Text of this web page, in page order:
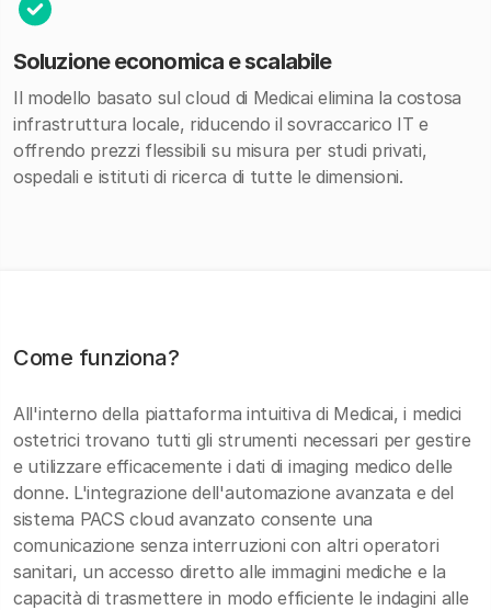
Soluzione economica e scalabile
Il modello basato sul cloud di Medicai elimina la costosa
infrastruttura locale, riducendo il sovraccarico IT e
offrendo prezzi flessibili su misura per studi privati,
ospedali e istituti di ricerca di tutte le dimensioni.
Come funziona?
All'interno della piattaforma intuitiva di Medicai, i medici
ostetrici trovano tutti gli strumenti necessari per gestire
e utilizzare efficacemente i dati di imaging medico delle
donne. L'integrazione dell'automazione avanzata e del
sistema PACS cloud avanzato consente una
comunicazione senza interruzioni con altri operatori
sanitari, un accesso diretto alle immagini mediche e la
capacità di trasmettere in modo efficiente le indagini alle